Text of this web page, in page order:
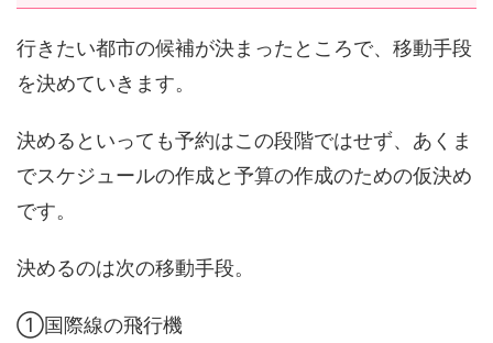
行きたい都市の候補が決まったところで、移動手段
を決めていきます。
決めるといっても予約はこの段階ではせず、あくま
でスケジュールの作成と予算の作成のための仮決め
です。
決めるのは次の移動手段。
①国際線の飛行機